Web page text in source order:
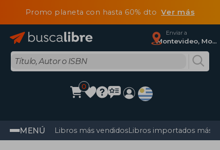
Promo planeta con hasta 60% dtoVer más
Enviar a
Montevideo, Montevideo
0
MENÚ Libros más vendidosLibros importados más